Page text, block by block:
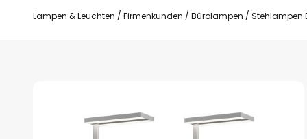
Lampen & Leuchten Firmenkunden Bürolampen Stehlampen